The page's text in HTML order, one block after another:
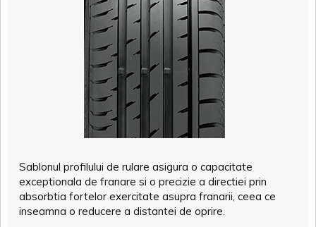
Sablonul profilului de rulare asigura o capacitate
exceptionala de franare si o precizie a directiei prin
absorbtia fortelor exercitate asupra franarii, ceea ce
inseamna o reducere a distantei de oprire.